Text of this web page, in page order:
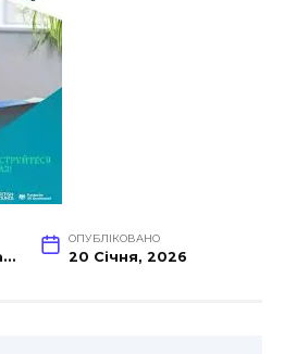
webseoupukr@gmail.com
ОПУБЛІКОВАНО
20 Січня, 2026